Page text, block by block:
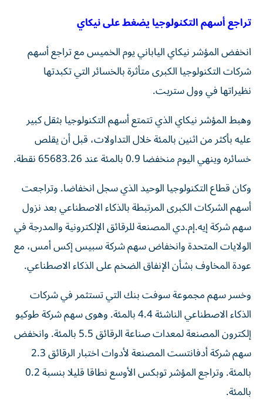
تراجع أسهم التكنولوجيا يضغط على نيكاي
انخفض المؤشر نيكاي الياباني يوم الخميس مع تراجع أسهم
شركات التكنولوجيا الكبرى متأثرة بالخسائر التي تكبدتها
نظيراتها في وول ‌ستريت.
وهبط المؤشر نيكاي الذي تتمتع أسهم التكنولوجيا بثقل كبير
عليه بأكثر من اثنين بالمئة خلال التداولات، قبل أن يقلص
‌خسائره وينهي اليوم منخفضا 0.9 بالمئة عند 65683.26 نقطة.
وكان قطاع التكنولوجيا الوحيد الذي سجل انخفاضا. وتراجعت
أسهم الشركات الكبرى المرتبطة بالذكاء الاصطناعي بعد نزول
سهم شركة إيه.إم.دي المصنعة للرقائق الإلكترونية والمدرجة في
الولايات المتحدة وانخفاض سهم شركة ​سبيس إكس أمس، مع
عودة المخاوف بشأن الإنفاق الضخم على ‌الذكاء الاصطناعي.
وخسر سهم مجموعة سوفت بنك التي تستثمر في شركات
الذكاء الاصطناعي الناشئة 4.4 بالمئة. وهوى سهم شركة طوكيو
إلكترون المصنعة لمعدات ⁠صناعة الرقائق 5.5 بالمئة. وانخفض
سهم شركة أدفانتست المصنعة لأدوات اختبار الرقائق 2.3
بالمئة. وتراجع المؤشر توبكس الأوسع نطاقا قليلا بنسبة 0.2
بالمئة.